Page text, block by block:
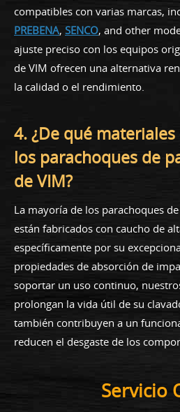
compatibles con varias marcas,
PREBENA, SENCO, and other
ajuste preciso con los equipos
de VIM ofrecen una alternativa
la calidad o el rendimiento.
4. ¿De qué
los parachoques de
de VIM?
La mayoría de los parachoques
están fabricados con caucho de
específicamente por su
propiedades de absorción de
soportar un uso continuo,
prolongan la vida útil de su
también contribuyen a un
reducen el desgaste de los
Servicio